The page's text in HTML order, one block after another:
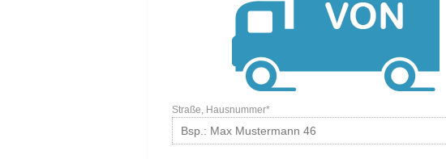
Straße, Hausnummer*